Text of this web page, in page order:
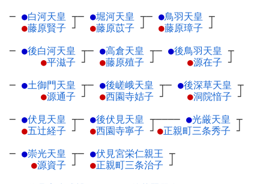
─ ●白河天皇 ┬
●藤原賢子 ┘
─ ●堀河天皇 ┬
●藤原苡子 ┘
─ ●鳥羽天皇 ┬
●藤原璋子 ┘
─ ●後白河天皇 ┬
●平滋子 ┘
─ ●高倉天皇 ┬
●藤原殖子 ┘
─ ●後鳥羽天皇 ┬
●源在子 ┘
─ ●土御門天皇 ┬
●源通子 ┘
─ ●後嵯峨天皇 ┬
●西園寺姞子 ┘
─ ●後深草天皇 ┬
●洞院愔子 ┘
─ ●伏見天皇 ┬
●五辻経子 ┘
─ ●後伏見天皇 ┬
●西園寺寧子 ┘
──── ●光厳天皇 ┬
●正親町三条秀子 ┘
─ ●崇光天皇 ┬
●源資子 ┘
─ ●伏見宮栄仁親王 ┬
●正親町三条治子 ┘